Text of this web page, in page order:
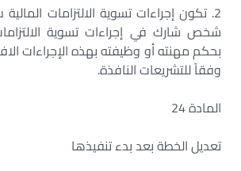
2. تكون إجراءات تسوية الالتزامات
شخص شارك في إجراءات تسوية
بحكم مهنته أو وظيفته بهذه الإجراءات
وفقاً للتشريعات النافذة.
المادة 24
تعديل الخطة بعد بدء تنفيذها